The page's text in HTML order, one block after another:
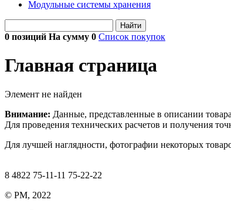
Модульные системы хранения
Найти
0 позиций На сумму 0 Список покупок
Главная страница
Элемент не найден
Внимание: Данные, представленные в описании
Для проведения технических расчетов и получения
Для лучшей наглядности, фотографии некоторых
8 4822 75-11-11 75-22-22
© РМ, 2022